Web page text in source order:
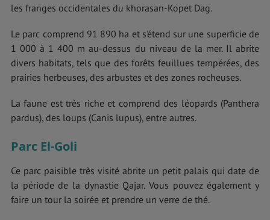
les franges occidentales du khorasan-Kopet Dag.
Le parc comprend 91 890 ha et s'étend sur une superficie de
1 000 à 1 400 m au-dessus du niveau de la mer. Il abrite
divers habitats, tels que des forêts feuillues tempérées, des
prairies herbeuses, des arbustes et des zones rocheuses.
La faune est très riche et comprend des léopards (Panthera
pardus), des loups (Canis lupus), entre autres.
Parc El-Goli
Ce parc paisible très visité abrite un petit palais qui date de
la période de la dynastie Qajar. Vous pouvez également y
faire un tour la soirée et prendre un verre de thé.